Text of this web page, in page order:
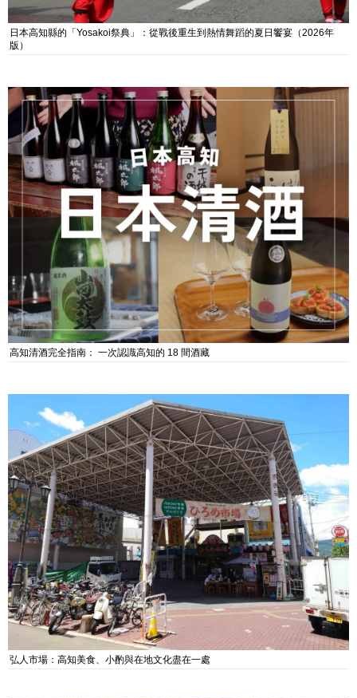
日本高知縣的「Yosakoi祭典」：從戰後重生到熱情舞蹈的夏日饗宴（2026年
版）
高知清酒完全指南： 一次認識高知的 18 間酒藏
弘人市場：高知美食、小酌與在地文化盡在一處